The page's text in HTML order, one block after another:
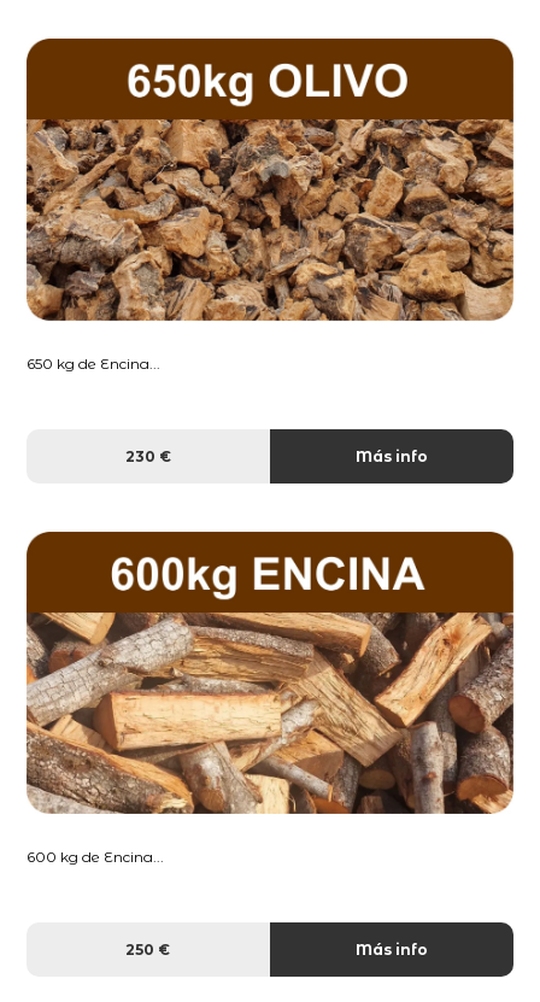
650 kg de Encina...
230 € Más info
600 kg de Encina...
250 € Más info